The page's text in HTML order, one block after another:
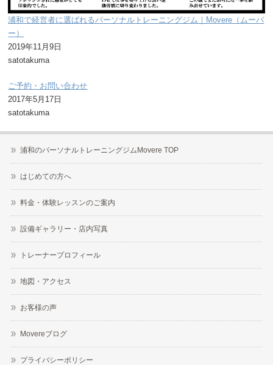
浦和で経営者に選ばれるパーソナルトレーニングジム｜Movere（ムーバ
ー）
2019年11月9日
satotakuma
ご予約・お問い合わせ
2017年5月17日
satotakuma
浦和のパーソナルトレーニングジムMovere TOP
はじめての方へ
料金・体験レッスンのご案内
設備ギャラリー・店内写真
トレーナープロフィール
地図・アクセス
お客様の声
Movereブログ
プライバシーポリシー